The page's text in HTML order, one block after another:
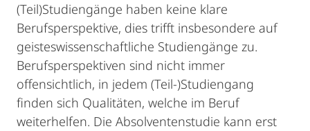
(Teil)Studiengänge haben keine klare
Berufsperspektive, dies trifft insbesondere auf
geisteswissenschaftliche Studiengänge zu.
Berufsperspektiven sind nicht immer
offensichtlich, in jedem (Teil-)Studiengang
finden sich Qualitäten, welche im Beruf
weiterhelfen. Die Absolventenstudie kann erst